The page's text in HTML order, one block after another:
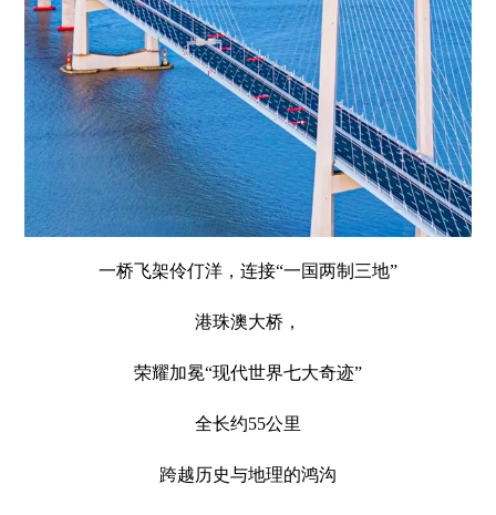
一桥飞架伶仃洋，连接“一国两制三地”
港珠澳大桥，
荣耀加冕“现代世界七大奇迹”
全长约55公里
跨越历史与地理的鸿沟